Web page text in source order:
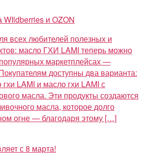
и OZON
всех любителей полезных и
масло ГХИ LAMI теперь можно
маркетплейсах —
доступны два варианта:
LAMI и масло гхи LAMI с
масла. Эти продукты создаются
масла, которое долго
огне — благодаря этому […]
с 8 марта!